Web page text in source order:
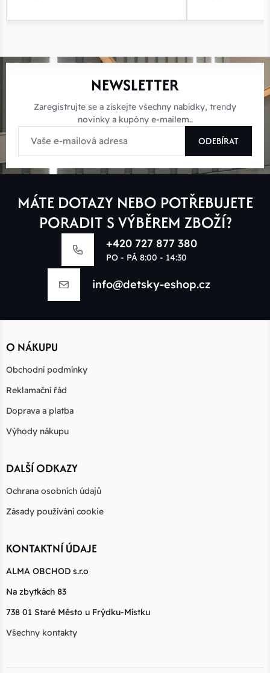
NEWSLETTER
Zaregistrujte se a získejte všechny nabídky, trendy
novinky a kupóny e-mailem..
ODEBÍRAT
MÁTE DOTAZY NEBO POTŘEBUJETE
PORADIT S VÝBĚREM ZBOŽÍ?
+420 727 877 380
PO - PÁ 8:00 - 14:30
info@detsky-eshop.cz
O NÁKUPU
Obchodní podmínky
Reklamační řád
Doprava a platba
Výhody nákupu
DALŠÍ ODKAZY
Ochrana osobních údajů
Zásady používání cookie
KONTAKTNÍ ÚDAJE
ALMA OBCHOD s.r.o
Na zbytkách 83
738 01 Staré Město u Frýdku-Místku
Všechny kontakty